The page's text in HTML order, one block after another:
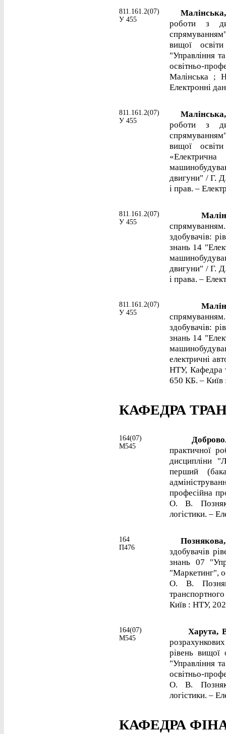
811.161.2(07)
У 455
роботи з
вищої
"Управління
освітньо-
Малінська ;
Електронні
811.161.2(07)
У 455
роботи з
вищої
двигуни" / Г.
і прав. –
811.161.2(07)
У 455
здобувачів:
знань 14
двигуни" / Г.
і права. –
811.161.2(07)
У 455
здобувачів:
знань 14
електричні
НТУ, Кафедра
650 КБ. –
КАФЕДРА
164(07)
М545
практичної
дисципліни
перший
професійна
О. В.
логістики. –
164
П476
здобувачів
знань 07
"Маркетинг",
О. В.
Київ : НТУ,
164(07)
М545
Харута,
рівень вищої
"Управління
освітньо-
О. В.
логістики. –
КАФЕДРА